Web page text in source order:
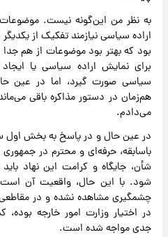
به نظر من این‌گونه نیست.
اراده سیاسی نیازمند تفکیک از
بود که بهتر بود موضوعات از هم جدا
برای نمایش اراده سیاسی یا
سیاسی صورت گیرد، اما در عین
هم‌زمان در دستور مذاکره باقی
می‌دادم.
در عین حال و در پاسخ به بخش اول
باسابقه، حرفه‌ای و محترم در
شأن، جایگاه و کرامت این نهاد
شود. با این حال، واقعیت آن است
چشمگیری مشاهده نشده و در
در اختیار وزارت امور خارجه
جدی مواجه شده است.